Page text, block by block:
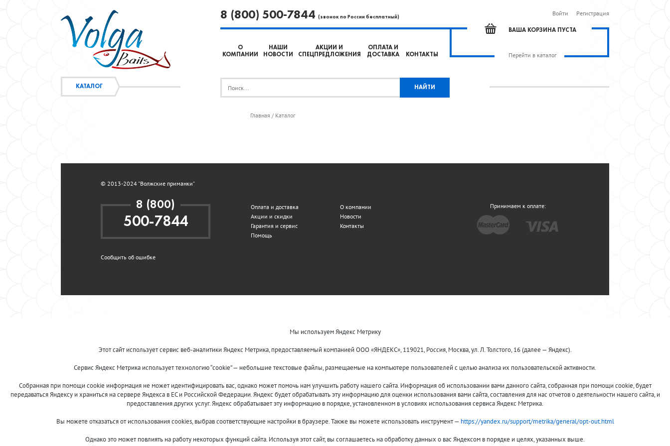
КАТАЛОГ
8 (800) 500-7844 (звонок по России бесплатный) Войти Регистрация
ВАША КОРЗИНА ПУСТА
Перейти в каталог
О
КОМПАНИИ
НАШИ
НОВОСТИ
АКЦИИ И
СПЕЦПРЕДЛОЖЕНИЯ
ОПЛАТА И
ДОСТАВКА
КОНТАКТЫ
Главная / Каталог
© 2013-2024 "Волжские приманки"
8 (800)
500-7844
Оплата и доставка
О компании
Акции и скидки
Новости
Гарантия и сервис
Контакты
Помощь
Сообщить об ошибке
Принимаем к оплате:
Мы используем Яндекс Метрику
Этот сайт использует сервис веб-аналитики Яндекс Метрика, предоставляемый компанией ООО «ЯНДЕКС», 119021, Россия, Москва, ул. Л. Толстого, 16 (далее — Яндекс).
Сервис Яндекс Метрика использует технологию “cookie” — небольшие текстовые файлы, размещаемые на компьютере пользователей с целью анализа их пользовательской активности.
Собранная при помощи cookie информация не может идентифицировать вас, однако может помочь нам улучшить работу нашего сайта. Информация об использовании вами данного сайта, собранная при помощи cookie, будет
передаваться Яндексу и храниться на сервере Яндекса в ЕС и Российской Федерации. Яндекс будет обрабатывать эту информацию для оценки использования вами сайта, составления для нас отчетов о деятельности нашего сайта, и
предоставления других услуг. Яндекс обрабатывает эту информацию в порядке, установленном в условиях использования сервиса Яндекс Метрика.
Вы можете отказаться от использования cookies, выбрав соответствующие настройки в браузере. Также вы можете использовать инструмент — https://yandex.ru/support/metrika/general/opt-out.html
Однако это может повлиять на работу некоторых функций сайта. Используя этот сайт, вы соглашаетесь на обработку данных о вас Яндексом в порядке и целях, указанных выше.